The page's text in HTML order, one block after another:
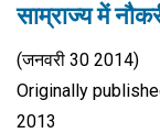
साम्राज्य में
(जनवरी 30 2014)
Originally
2013